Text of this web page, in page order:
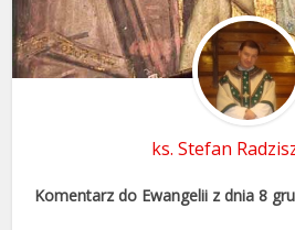
ks. Stefan
Komentarz do Ewangelii z dnia 8